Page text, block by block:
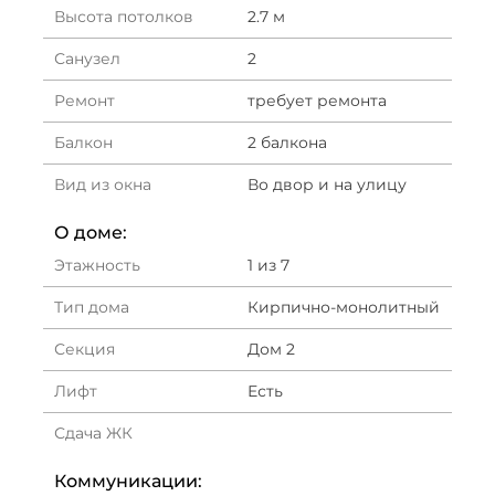
Высота потолков 2.7 м
Санузел 2
Ремонт требует ремонта
Балкон 2 балкона
Вид из окна Во двор и на улицу
О доме:
Этажность 1 из 7
Тип дома Кирпично-монолитный
Секция Дом 2
Лифт Есть
Сдача ЖК
Коммуникации: